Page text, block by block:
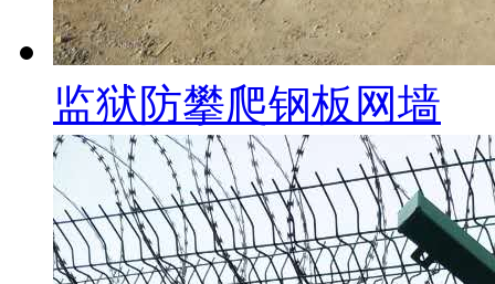
监狱防攀爬钢板网墙